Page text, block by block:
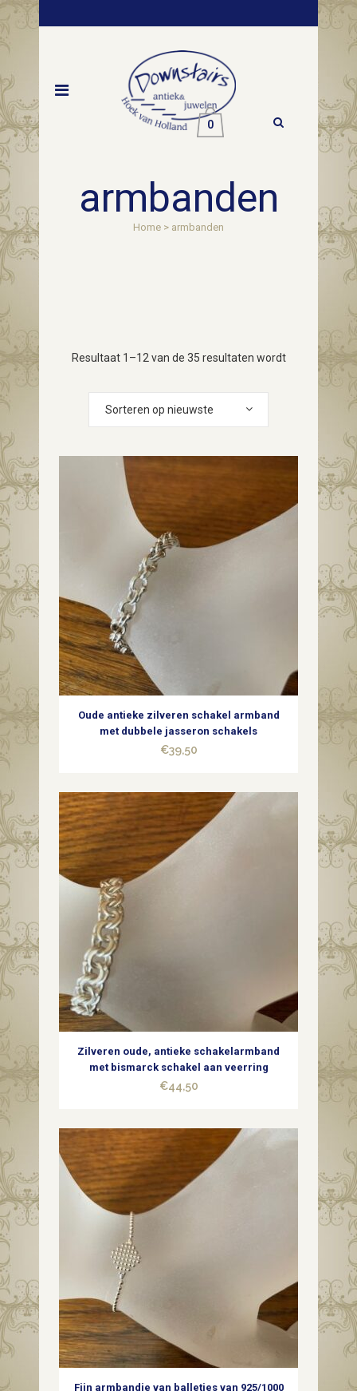
0
armbanden
Home > armbanden
Resultaat 1–12 van de 35 resultaten wordt
Sorteren op nieuwste
Oude antieke zilveren schakel armband
met dubbele jasseron schakels
€39,50
Zilveren oude, antieke schakelarmband
met bismarck schakel aan veerring
€44,50
Fijn armbandje van balletjes van 925/1000